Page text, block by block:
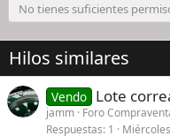
No tienes suficientes
Hilos similares
Vendo Lote
jamm Foro
Respuestas 1